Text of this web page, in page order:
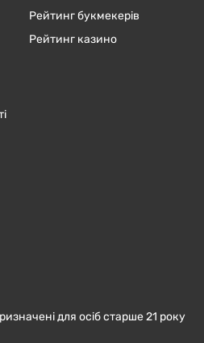
Рейтинг букмекерів
Рейтинг казино
для осіб старше 21 року